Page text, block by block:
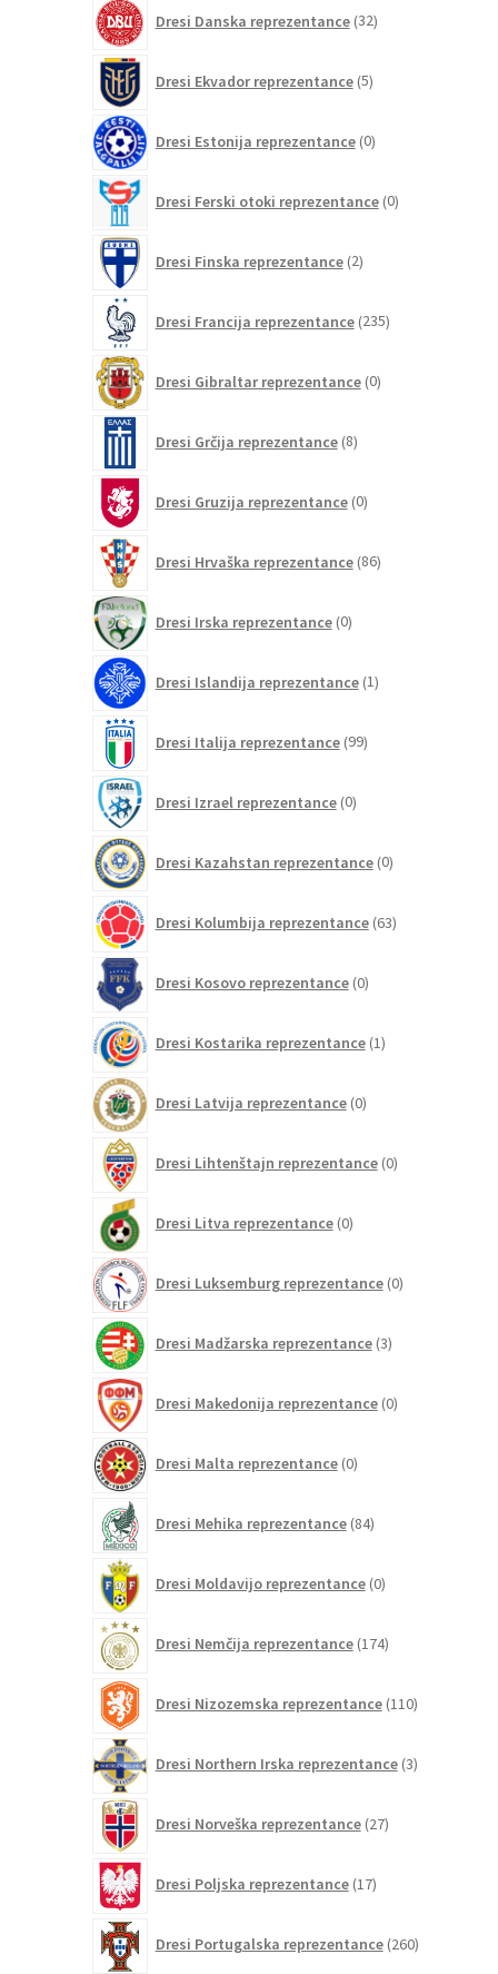
Dresi Danska reprezentance 32izdelkov
Dresi Ekvador reprezentance 5izdelkov
Dresi Estonija reprezentance 0izdelkov
Dresi Ferski otoki reprezentance 0izdelkov
Dresi Finska reprezentance 2izdelka
Dresi Francija reprezentance 235izdelkov
Dresi Gibraltar reprezentance 0izdelkov
Dresi Grčija reprezentance 8izdelkov
Dresi Gruzija reprezentance 0izdelkov
Dresi Hrvaška reprezentance 86izdelkov
Dresi Irska reprezentance 0izdelkov
Dresi Islandija reprezentance 1izdelek
Dresi Italija reprezentance 99izdelkov
Dresi Izrael reprezentance 0izdelkov
Dresi Kazahstan reprezentance 0izdelkov
Dresi Kolumbija reprezentance 63izdelkov
Dresi Kosovo reprezentance 0izdelkov
Dresi Kostarika reprezentance 1izdelek
Dresi Latvija reprezentance 0izdelkov
Dresi Lihtenštajn reprezentance 0izdelkov
Dresi Litva reprezentance 0izdelkov
Dresi Luksemburg reprezentance 0izdelkov
Dresi Madžarska reprezentance 3izdelki
Dresi Makedonija reprezentance 0izdelkov
Dresi Malta reprezentance 0izdelkov
Dresi Mehika reprezentance 84izdelkov
Dresi Moldavijo reprezentance 0izdelkov
Dresi Nemčija reprezentance 174izdelkov
Dresi Nizozemska reprezentance 110izdelkov
Dresi Northern Irska reprezentance 3izdelki
Dresi Norveška reprezentance 27izdelkov
Dresi Poljska reprezentance 17izdelkov
Dresi Portugalska reprezentance 260izdelkov